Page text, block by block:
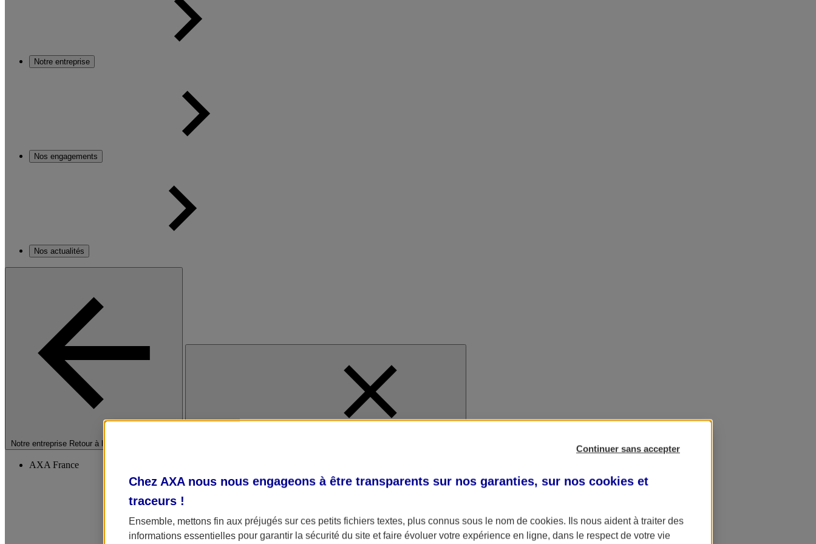
Notre entreprise
Nos engagements
Nos actualités
Notre entreprise Retour à la section précédente
AXA France
Continuer sans accepter
Chez AXA nous nous engageons à être transparents sur nos garanties, sur nos cookies et
traceurs !
Ensemble, mettons fin aux préjugés sur ces petits fichiers textes, plus connus sous le nom de cookies. Ils nous aident à traiter des
informations essentielles pour garantir la sécurité du site et faire évoluer votre expérience en ligne, dans le respect de votre vie